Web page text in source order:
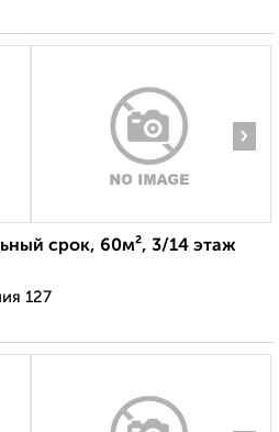
›
срок, 60м², 3/14 этаж
127